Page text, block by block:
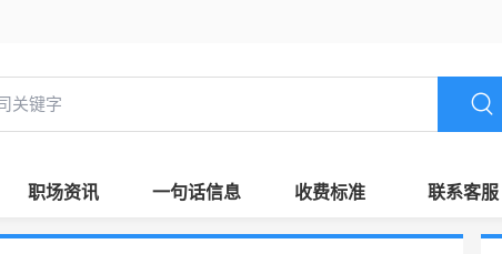
职场资讯 一句话信息 收费标准 联系客服